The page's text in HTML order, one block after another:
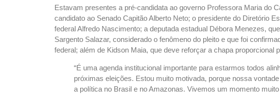
Estavam presentes a pré-candidata ao governo Professora Maria do
candidato ao Senado Capitão Alberto Neto; o presidente do Diretório
federal Alfredo Nascimento; a deputada estadual Débora Menezes,
Sargento Salazar, considerado o fenômeno do pleito e que foi
federal; além de Kidson Maia, que deve reforçar a chapa proporcional
“É uma agenda institucional importante para estarmos todos
próximas eleições. Estou muito motivada, porque nossa
a política no Brasil e no Amazonas. Vivemos um momento